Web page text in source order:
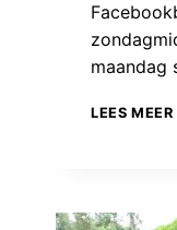
maandag
LEES MEER